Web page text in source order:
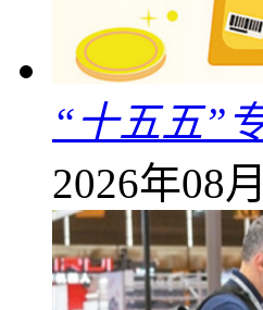
“十五五”
2026年08